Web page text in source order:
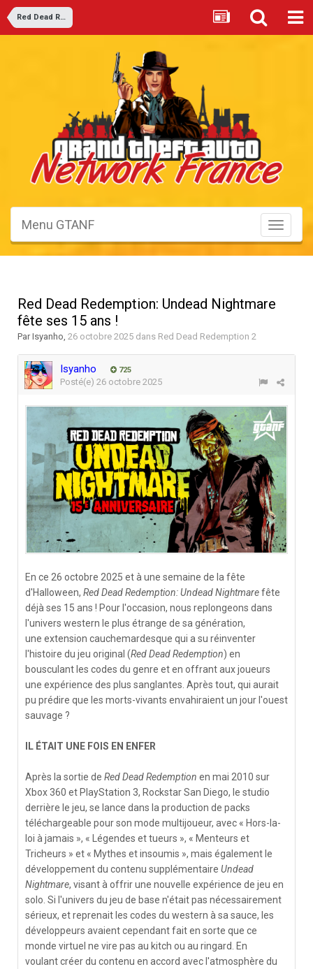
Red Dead Redemption 2
Toggle
Menu GTANF
Red Dead Redemption: Undead Nightmare
fête ses 15 ans !
ParIsyanho 26 octobre 2025 dans Red Dead Redemption 2
Isyanho 725
Posté(e) 26 octobre 2025
En ce 26 octobre 2025 et à une semaine de la fête
d'Halloween, Red Dead Redemption: Undead Nightmarefête
déjà ses 15 ans ! Pour l'occasion, nous replongeons dans
l'univers western le plus étrange de sa génération,
une extension cauchemardesque qui a su réinventer
l'histoire du jeu original (Red Dead Redemption) en
bousculant les codes du genre et en offrant aux joueurs
une expérience des plus sanglantes. Après tout, qui aurait
pu prédire que les morts-vivants envahiraient un jour l'ouest
sauvage ?
IL ÉTAIT UNE FOIS EN ENFER
Après la sortie de Red Dead Redemption en mai 2010 sur
Xbox 360 et PlayStation 3, Rockstar San Diego, le studio
derrière le jeu, se lance dans la production de packs
téléchargeable pour son mode multijoueur, avec « Hors-la-
loi à jamais », « Légendes et tueurs », « Menteurs et
Tricheurs » et « Mythes et insoumis », mais également le
développement du contenu supplémentaire Undead
Nightmare, visant à offrir une nouvelle expérience de jeu en
solo. Si l'univers du jeu de base n'était pas nécessairement
sérieux, et reprenait les codes du western à sa sauce, les
développeurs avaient cependant fait en sorte que ce
monde virtuel ne vire pas au kitch ou au ringard. En
voulant créer du contenu en accord avec l'atmosphère du